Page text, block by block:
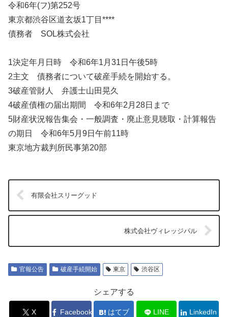
令和6年(フ)第252号
東京都渋谷区道玄坂1丁目****
債務者 SOL株式会社
1決定年月日時 令和6年1月31日午後5時
2主文 債務者について破産手続を開始する。
3破産管財人 弁護士山田晃久
4破産債権の届出期間 令和6年2月28日まで
5財産状況報告集会・一般調査・廃止意見聴取・計算報告
の期日 令和6年5月9日午前11時
東京地方裁判所民事第20部
有限会社スリーグッド
株式会社ヴィレッジパル
官報公告 破産手続開始 東京 渋谷区
シェアする
X Facebook はてブ LINE LinkedIn